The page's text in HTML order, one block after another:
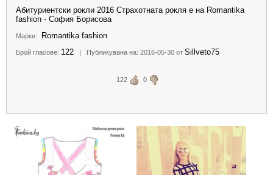
Абитуриентски рокли 2016 Страхотната рокля е на Romantika
fashion - София Борисова
Марки: Romantika fashion
Брой гласове: 122 | Публикувана на: 2016-05-30 от Sillveto75
122 0